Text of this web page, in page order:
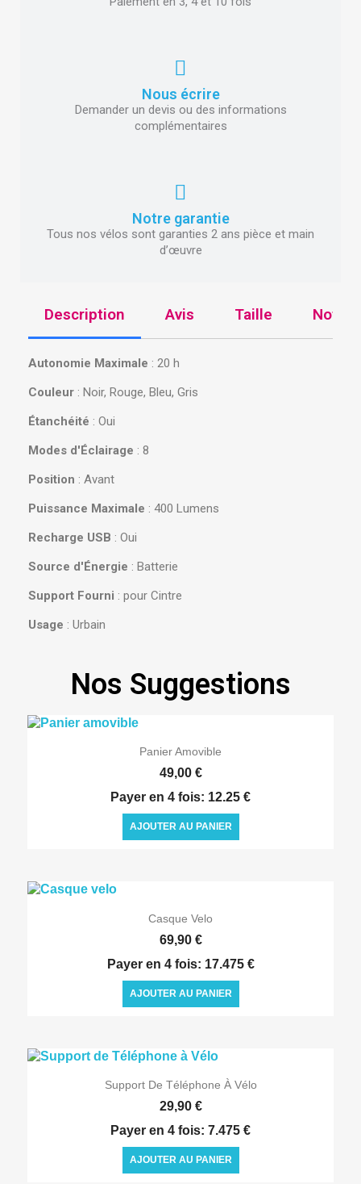
Nous écrire
Demander un devis ou des informations
complémentaires
Notre garantie
Tous nos vélos sont garanties 2 ans pièce et main
d’œuvre
Description Avis Taille Notre
Autonomie Maximale : 20 h
Couleur : Noir, Rouge, Bleu, Gris
Étanchéité : Oui
Modes d'Éclairage : 8
Position : Avant
Puissance Maximale : 400 Lumens
Recharge USB : Oui
Source d'Énergie : Batterie
Support Fourni : pour Cintre
Usage : Urbain
Nos Suggestions
 Aperçu rapide
Panier Amovible
49,00 €
Payer en 4 fois: 12.25 €
AJOUTER AU PANIER
Aperçu rapide
Casque Velo
69,90 €
Payer en 4 fois: 17.475 €
AJOUTER AU PANIER
 Aperçu rapide
Support De Téléphone À Vélo
29,90 €
Payer en 4 fois: 7.475 €
AJOUTER AU PANIER